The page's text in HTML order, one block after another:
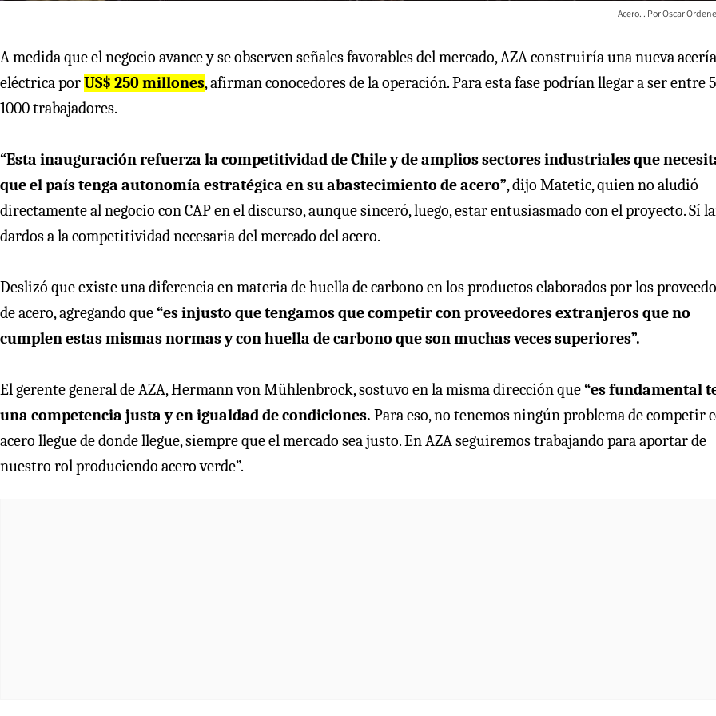
Acero. Oscar
A medida que el negocio avance y se observen señales favorables del mercado, AZA construiría una nueva acería
eléctrica porUS$ 250 millones, afirman conocedores de la operación. Para esta fase podrían llegar a ser entre
1000 trabajadores.
“Esta inauguración refuerza la competitividad de Chile y de amplios sectores industriales que
que el país tenga autonomía estratégica en su abastecimiento de acero”, dijo Matetic, quien no aludió
directamente al negocio con CAP en el discurso, aunque sinceró, luego, estar entusiasmado con el proyecto. Sí
dardos a la competitividad necesaria del mercado del acero.
Deslizó que existe una diferencia en materia de huella de carbono en los productos elaborados por los
de acero, agregando que“es injusto que tengamos que competir con proveedores extranjeros que no
cumplen estas mismas normas y con huella de carbono que son muchas veces superiores”.
El gerente general de AZA, Hermann von Mühlenbrock, sostuvo en la misma dirección que“es fundamental
una competencia justa y en igualdad de condiciones. Para eso, no tenemos ningún problema de competir
acero llegue de donde llegue, siempre que el mercado sea justo. En AZA seguiremos trabajando para aportar de
nuestro rol produciendo acero verde”.